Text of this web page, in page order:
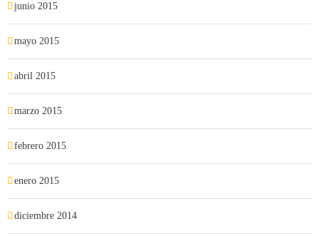
junio 2015
mayo 2015
abril 2015
marzo 2015
febrero 2015
enero 2015
diciembre 2014